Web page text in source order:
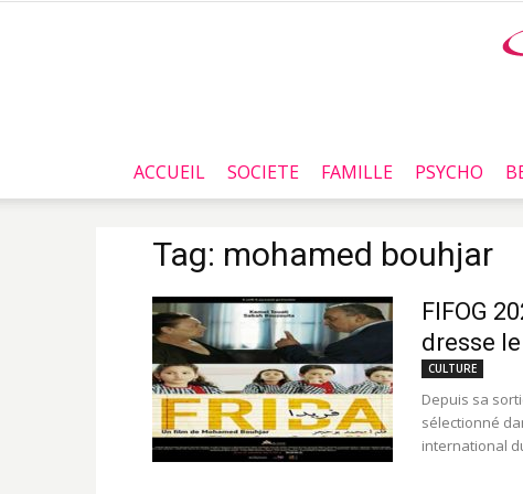
ACCUEIL SOCIETE FAMILLE PSYCHO
Tag: mohamed bouhjar
FIFOG
dresse
CULTURE
Depuis sa
sélectionné
international